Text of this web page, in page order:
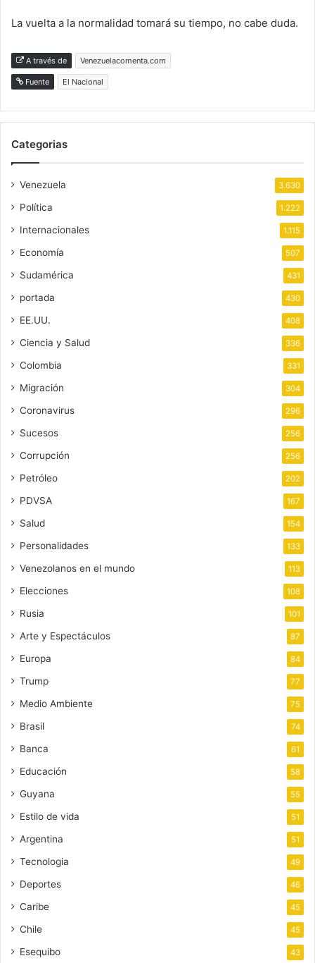
La vuelta a la normalidad tomará su tiempo, no cabe duda.
A través de Venezuelacomenta.com
Fuente El Nacional
Categorias
Venezuela 3.630
Política 1.222
Internacionales 1.115
Economía 507
Sudamérica 431
portada 430
EE.UU. 408
Ciencia y Salud 336
Colombia 331
Migración 304
Coronavirus 296
Sucesos 256
Corrupción 256
Petróleo 202
PDVSA 167
Salud 154
Personalidades 133
Venezolanos en el mundo 113
Elecciones 108
Rusia 101
Arte y Espectáculos 87
Europa 84
Trump 77
Medio Ambiente 75
Brasil 74
Banca 61
Educación 58
Guyana 55
Estilo de vida 51
Argentina 51
Tecnologia 49
Deportes 46
Caribe 45
Chile 45
Esequibo 43